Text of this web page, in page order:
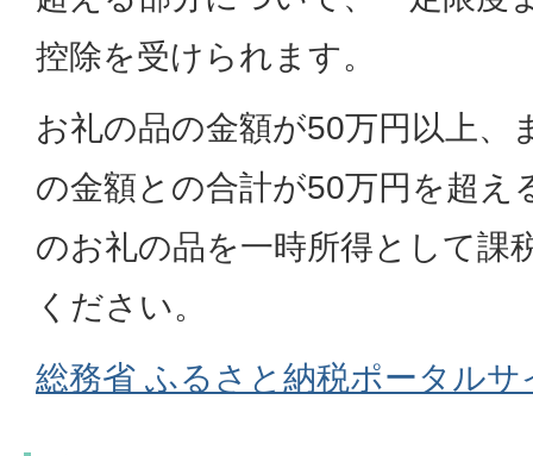
控除を受けられます。
お礼の品の金額が50万円以上、
の金額との合計が50万円を超え
のお礼の品を一時所得として課
ください。
総務省 ふるさと納税ポータル